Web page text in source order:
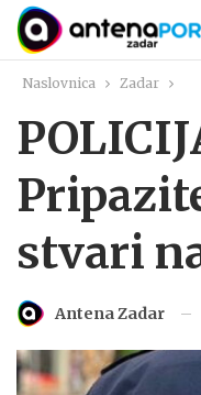
Naslovnica Zadar
stvari
Antena Zadar